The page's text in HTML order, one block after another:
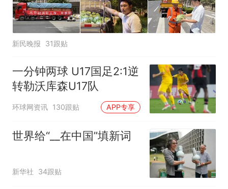
新民晚报 31跟贴
一分钟两球 U17国足2:1逆
转勒沃库森U17队
环球网资讯 130跟贴 APP专享
世界给“__在中国”填新词
新华社 34跟贴